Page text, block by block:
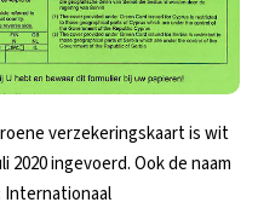
verzekeringskaart is wit
ingevoerd. Ook de naam
Internationaal